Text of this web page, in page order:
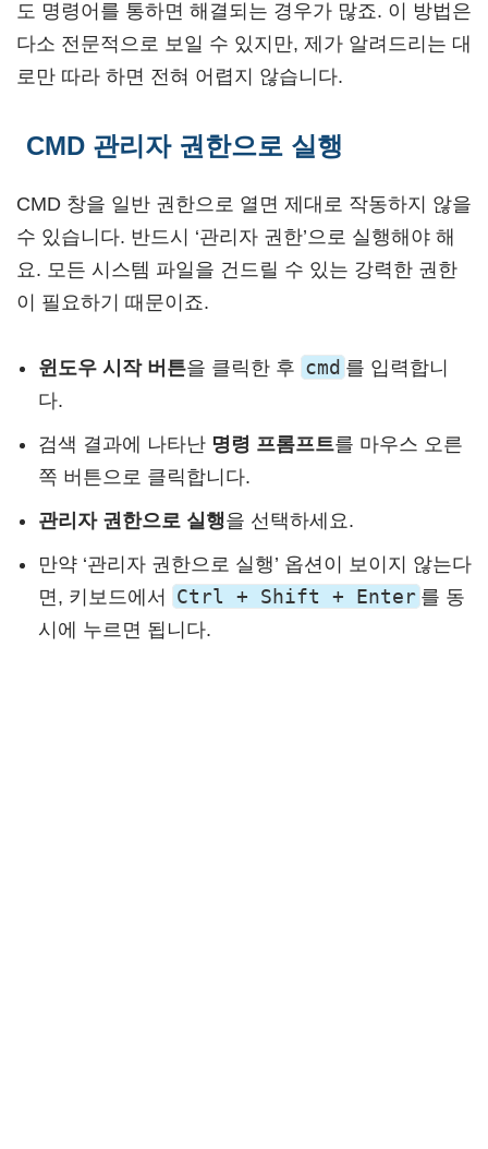
도 명령어를 통하면 해결되는 경우가 많죠. 이 방법은
다소 전문적으로 보일 수 있지만, 제가 알려드리는 대
로만 따라 하면 전혀 어렵지 않습니다.
CMD 관리자 권한으로 실행
CMD 창을 일반 권한으로 열면 제대로 작동하지 않을
수 있습니다. 반드시 ‘관리자 권한’으로 실행해야 해
요. 모든 시스템 파일을 건드릴 수 있는 강력한 권한
이 필요하기 때문이죠.
윈도우 시작 버튼을 클릭한 후 cmd 를 입력합니
다.
검색 결과에 나타난 명령 프롬프트를 마우스 오른
쪽 버튼으로 클릭합니다.
관리자 권한으로 실행을 선택하세요.
만약 ‘관리자 권한으로 실행’ 옵션이 보이지 않는다
면, 키보드에서
Ctrl + Shift + Enter 를 동
시에 누르면 됩니다.